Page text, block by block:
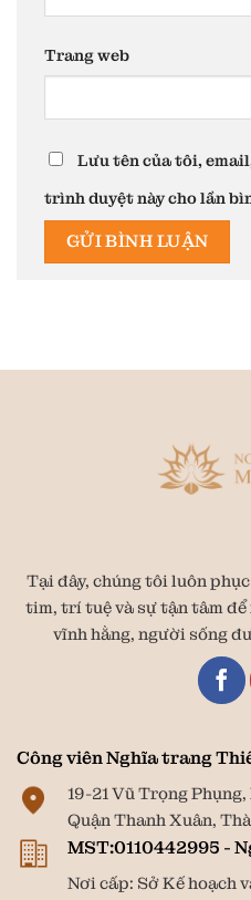
Trang web
Lưu tên của tôi,
trình duyệt này cho lần
Tại đây, chúng tôi luôn
tim, trí tuệ và sự tận tâm
vĩnh hằng, người sống
Công viên Nghĩa trang
19-21 Vũ Trọng
Quận Thanh Xuân,
MST:0110442995 -
Nơi cấp: Sở Kế hoạch